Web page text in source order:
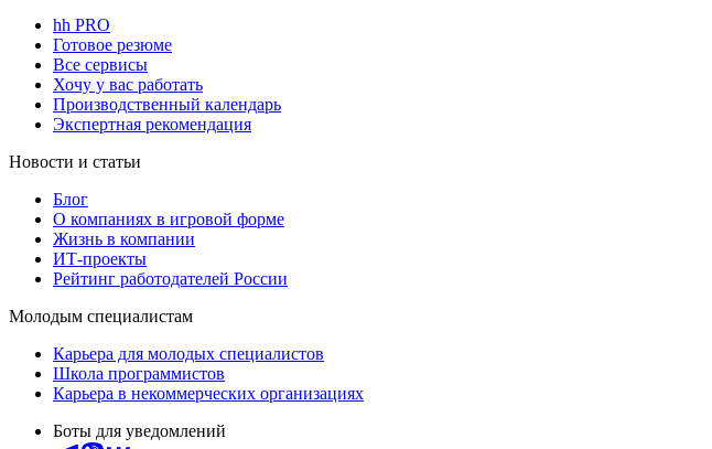
hh PRO
Готовое резюме
Все сервисы
Хочу у вас работать
Производственный календарь
Экспертная рекомендация
Новости и статьи
Блог
О компаниях в игровой форме
Жизнь в компании
ИТ-проекты
Рейтинг работодателей России
Молодым специалистам
Карьера для молодых специалистов
Школа программистов
Карьера в некоммерческих организациях
Боты для уведомлений